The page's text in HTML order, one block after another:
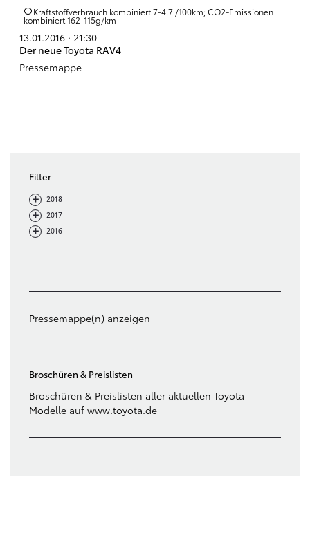
Kraftstoffverbrauch kombiniert 7‑4.7l/100km; CO2‑Emissionen
kombiniert 162‑115g/km
13.01.2016 · 21:30
Der neue Toyota RAV4
Pressemappe
Filter
+- 2018
+- 2017
+- 2016
Pressemappe(n) anzeigen
Broschüren & Preislisten
Broschüren & Preislisten aller aktuellen Toyota
Modelle auf www.toyota.de